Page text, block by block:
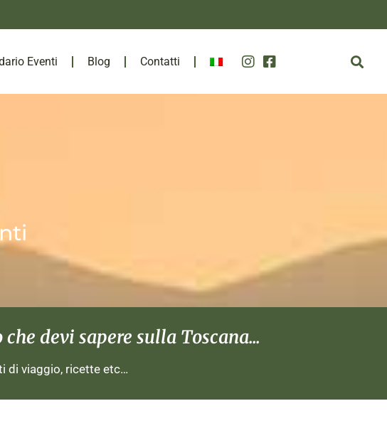
Eventi Blog Contatti
devi sapere sulla Toscana...
di viaggio, ricette etc…